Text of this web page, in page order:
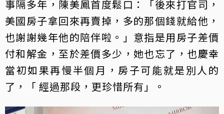
事隔多年，陳美鳳首度鬆口：「後來打官司，
美國房子拿回來再賣掉，多的那個錢就給他，
也謝謝幾年他的陪伴啦。」意指是用房子差價
付和解金，至於差價多少，她也忘了，也慶幸
當初如果再慢半個月，房子可能就是別人的
了，「 經過那段，更珍惜所有」。